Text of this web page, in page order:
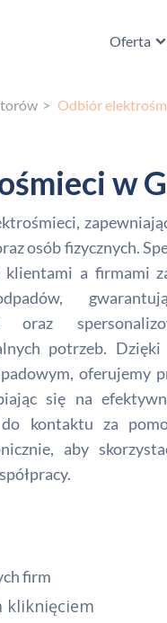
Oferta
Odbiór
w
osób fizycznych.
a firmami
oraz
potrzeb.
oferujemy
się na
kontaktu za
aby
firm
kliknięciem